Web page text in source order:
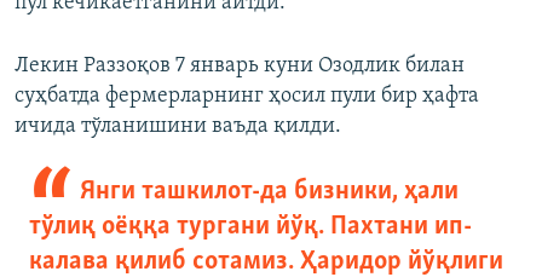
Лекин Раззоқов 7 январь куни Озодлик билан
суҳбатда фермерларнинг ҳосил пули бир ҳафта
ичида тўланишини ваъда қилди.
Янги ташкилот-да бизники, ҳали
тўлиқ оёққа тургани йўқ. Пахтани ип-
калава қилиб сотамиз. Ҳаридор йўқлиги